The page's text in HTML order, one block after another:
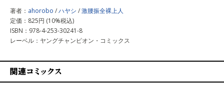
著者： ahorobo /ハヤシ /激腰振全裸上人
定価：825円 (10%税込)
ISBN：978-4-253-30241-8
レーベル：ヤングチャンピオン・コミックス